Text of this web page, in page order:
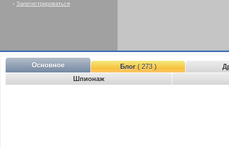
- Зарегистрироваться
Основное Блог( 273 )
Шпионаж